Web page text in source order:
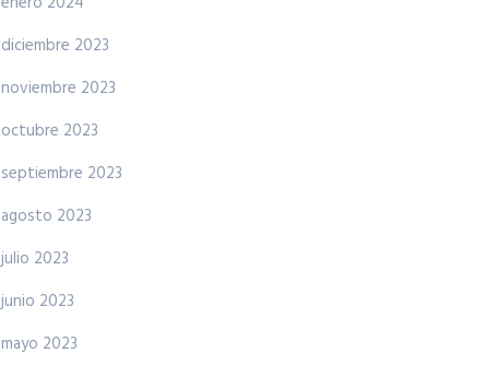
diciembre 2023
noviembre 2023
octubre 2023
septiembre 2023
agosto 2023
julio 2023
junio 2023
mayo 2023